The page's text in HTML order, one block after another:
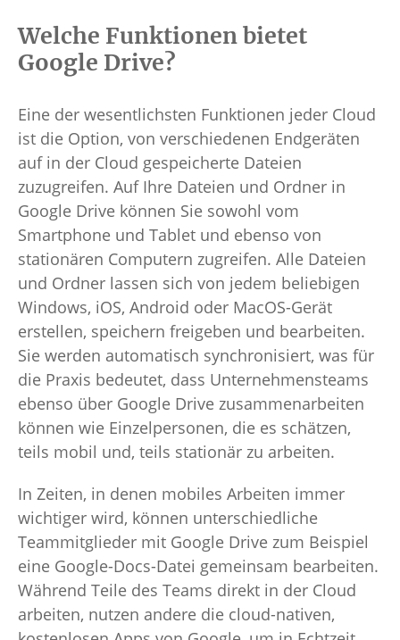
Welche Funktionen bietet
Google Drive?
Eine der wesentlichsten Funktionen jeder Cloud
ist die Option, von verschiedenen Endgeräten
auf in der Cloud gespeicherte Dateien
zuzugreifen. Auf Ihre Dateien und Ordner in
Google Drive können Sie sowohl vom
Smartphone und Tablet und ebenso von
stationären Computern zugreifen. Alle Dateien
und Ordner lassen sich von jedem beliebigen
Windows, iOS, Android oder MacOS-Gerät
erstellen, speichern freigeben und bearbeiten.
Sie werden automatisch synchronisiert, was für
die Praxis bedeutet, dass Unternehmensteams
ebenso über Google Drive zusammenarbeiten
können wie Einzelpersonen, die es schätzen,
teils mobil und, teils stationär zu arbeiten.
In Zeiten, in denen mobiles Arbeiten immer
wichtiger wird, können unterschiedliche
Teammitglieder mit Google Drive zum Beispiel
eine Google-Docs-Datei gemeinsam bearbeiten.
Während Teile des Teams direkt in der Cloud
arbeiten, nutzen andere die cloud-nativen,